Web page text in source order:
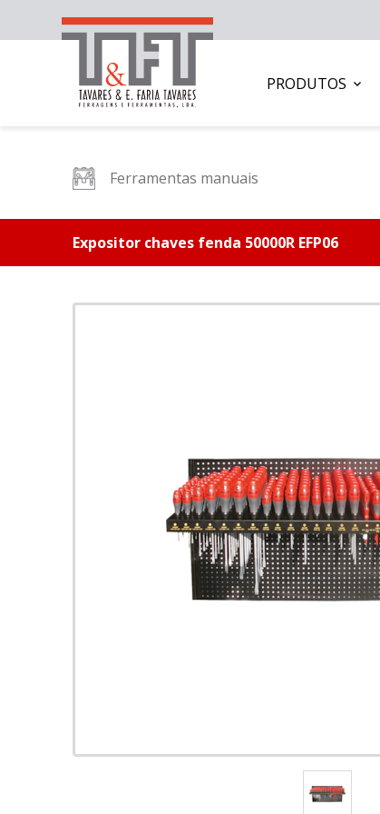
PRODUTOS
Ferramentas manuais
Expositor chaves fenda 50000R EFP06